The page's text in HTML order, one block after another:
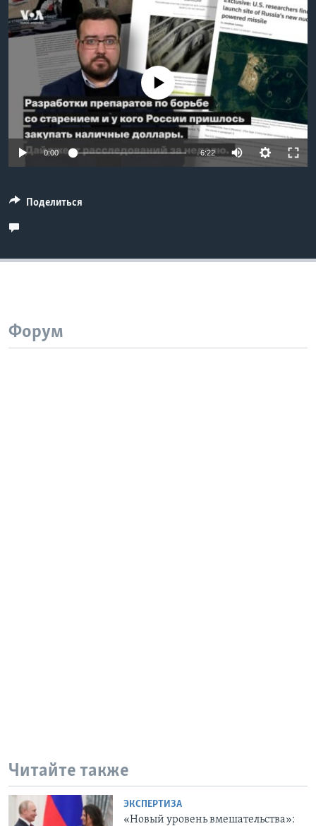
Learning English
СОЦИАЛЬНЫЕ СЕТИ
Языки
No media source currently available
0:00 6:22
Поделиться
Форум
Читайте также
ЭКСПЕРТИЗА
«Новый уровень вмешательства»: